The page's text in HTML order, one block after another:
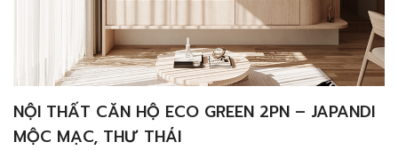
NỘI THẤT CĂN HỘ ECO GREEN 2PN – JAPANDI
MỘC MẠC, THƯ THÁI